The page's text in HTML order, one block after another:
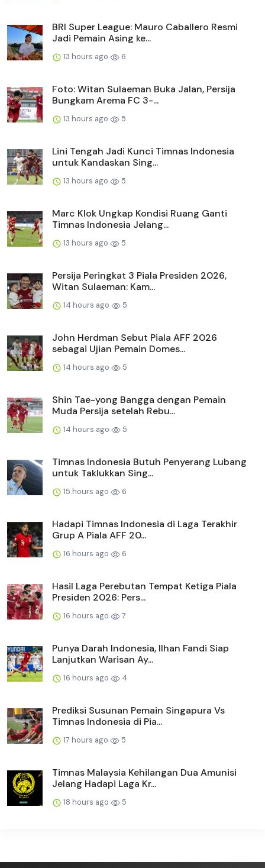
BRI Super League: Mauro Caballero Resmi
Jadi Pemain Asing ke...
13 hours ago 6
Foto: Witan Sulaeman Buka Jalan, Persija
Bungkam Arema FC 3-...
13 hours ago 5
Lini Tengah Jadi Kunci Timnas Indonesia
untuk Kandaskan Sing...
13 hours ago 5
Marc Klok Ungkap Kondisi Ruang Ganti
Timnas Indonesia Jelang...
13 hours ago 5
Persija Peringkat 3 Piala Presiden 2026,
Witan Sulaeman: Kam...
14 hours ago 5
John Herdman Sebut Piala AFF 2026
sebagai Ujian Pemain Domes...
14 hours ago 5
Shin Tae-yong Bangga dengan Pemain
Muda Persija setelah Rebu...
14 hours ago 5
Timnas Indonesia Butuh Penyerang Lubang
untuk Taklukkan Sing...
15 hours ago 6
Hadapi Timnas Indonesia di Laga Terakhir
Grup A Piala AFF 20...
16 hours ago 6
Hasil Laga Perebutan Tempat Ketiga Piala
Presiden 2026: Pers...
16 hours ago 7
Punya Darah Indonesia, Ilhan Fandi Siap
Lanjutkan Warisan Ay...
16 hours ago 4
Prediksi Susunan Pemain Singapura Vs
Timnas Indonesia di Pia...
17 hours ago 5
Timnas Malaysia Kehilangan Dua Amunisi
Jelang Hadapi Laga Kr...
18 hours ago 5